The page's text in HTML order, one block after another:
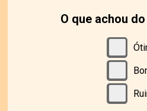
O que achou